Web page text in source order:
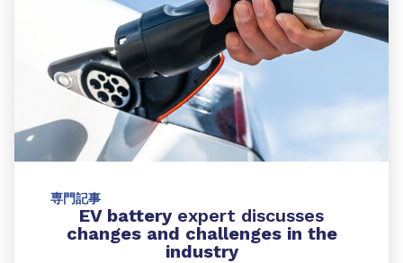
専門記事
EV battery expert discusses
changes and challenges in the
industry